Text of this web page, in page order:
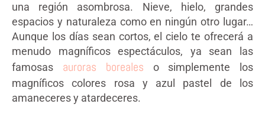
una región asombrosa. Nieve, hielo, grandes
espacios y naturaleza como en ningún otro lugar…
Aunque los días sean cortos, el cielo te ofrecerá a
menudo magníficos espectáculos, ya sean las
famosas auroras boreales o simplemente los
magníficos colores rosa y azul pastel de los
amaneceres y atardeceres.